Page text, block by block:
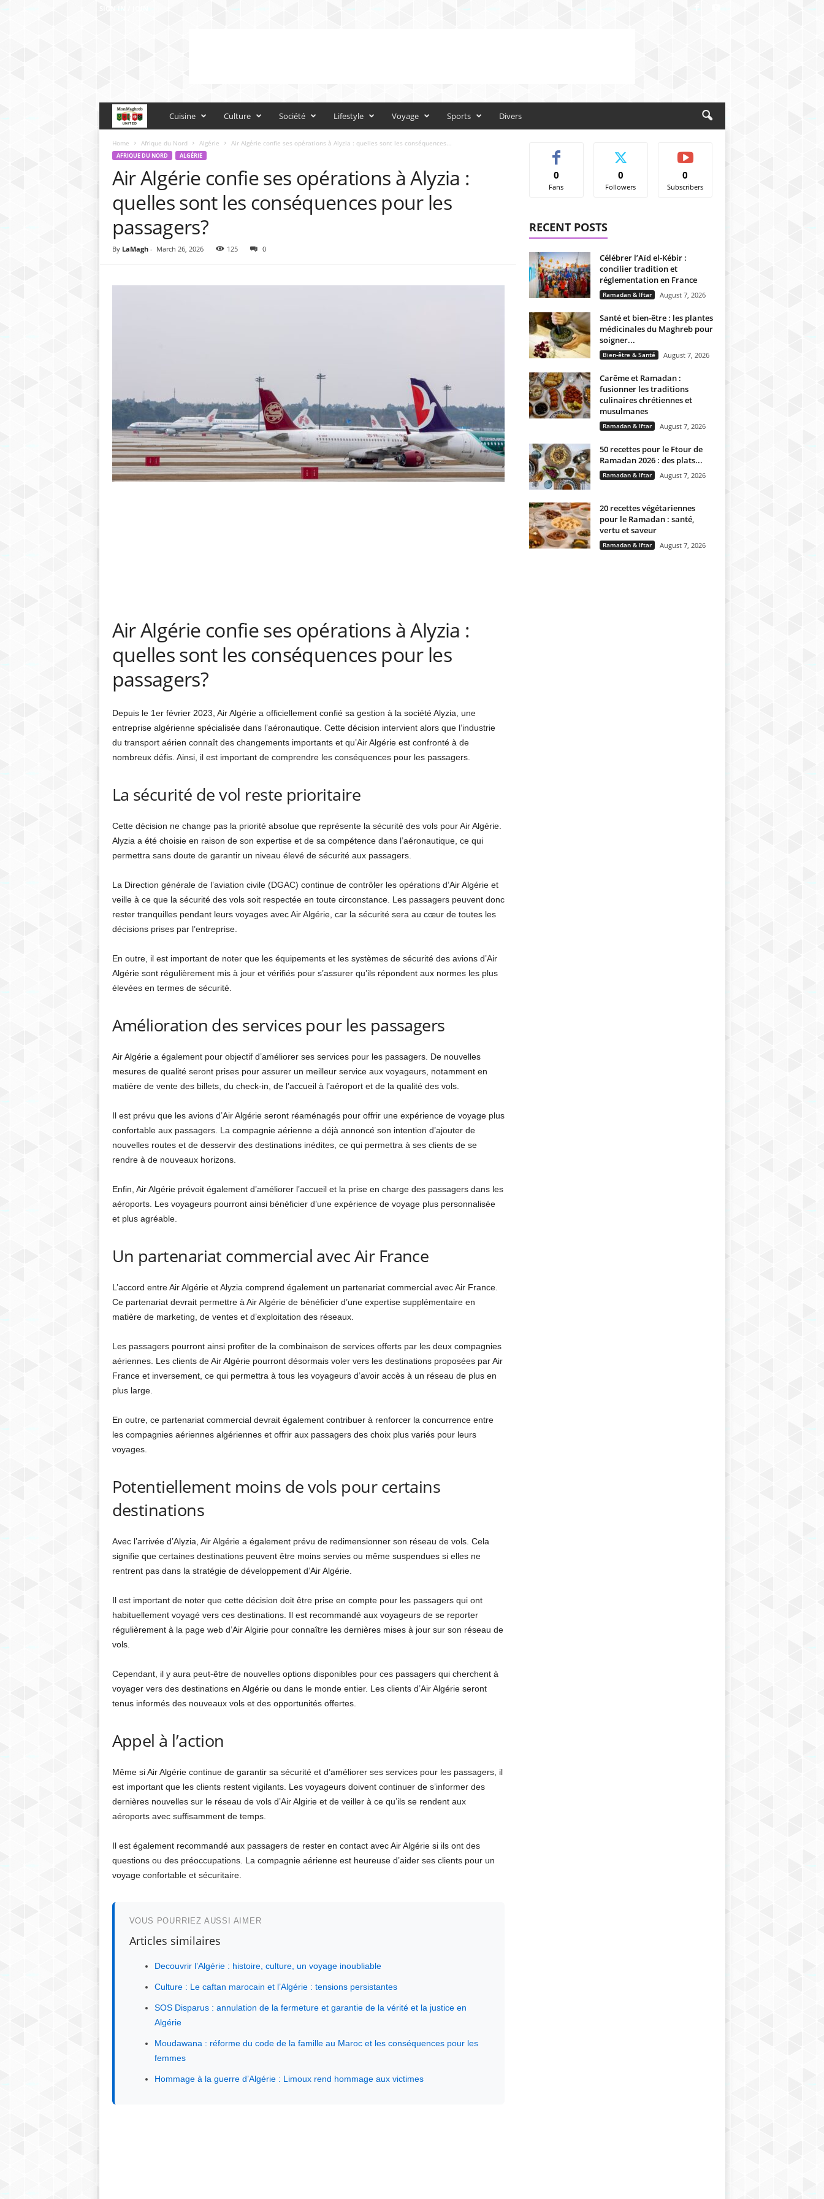
SIGN IN / JOIN
o
a
g
Cuisine Culture Société Lifestyle Voyage Sports Divers
Home Afrique du Nord Algérie Air Algérie confie ses opérations à Alyzia : quelles sont les conséquences...
AFRIQUE DU NORD ALGÉRIE
Air Algérie confie ses opérations à Alyzia :
quelles sont les conséquences pour les
passagers?
By LaMagh- March 26, 2026 125 0
Air Algérie confie ses opérations à Alyzia :
quelles sont les conséquences pour les
passagers?
Depuis le 1er février 2023, Air Algérie a officiellement confié sa gestion à la société Alyzia, une
entreprise algérienne spécialisée dans l’aéronautique. Cette décision intervient alors que l’industrie
du transport aérien connaît des changements importants et qu’Air Algérie est confronté à de
nombreux défis. Ainsi, il est important de comprendre les conséquences pour les passagers.
La sécurité de vol reste prioritaire
Cette décision ne change pas la priorité absolue que représente la sécurité des vols pour Air Algérie.
Alyzia a été choisie en raison de son expertise et de sa compétence dans l’aéronautique, ce qui
permettra sans doute de garantir un niveau élevé de sécurité aux passagers.
La Direction générale de l’aviation civile (DGAC) continue de contrôler les opérations d’Air Algérie et
veille à ce que la sécurité des vols soit respectée en toute circonstance. Les passagers peuvent donc
rester tranquilles pendant leurs voyages avec Air Algérie, car la sécurité sera au cœur de toutes les
décisions prises par l’entreprise.
En outre, il est important de noter que les équipements et les systèmes de sécurité des avions d’Air
Algérie sont régulièrement mis à jour et vérifiés pour s’assurer qu’ils répondent aux normes les plus
élevées en termes de sécurité.
Amélioration des services pour les passagers
Air Algérie a également pour objectif d’améliorer ses services pour les passagers. De nouvelles
mesures de qualité seront prises pour assurer un meilleur service aux voyageurs, notamment en
matière de vente des billets, du check-in, de l’accueil à l’aéroport et de la qualité des vols.
Il est prévu que les avions d’Air Algérie seront réaménagés pour offrir une expérience de voyage plus
confortable aux passagers. La compagnie aérienne a déjà annoncé son intention d’ajouter de
nouvelles routes et de desservir des destinations inédites, ce qui permettra à ses clients de se
rendre à de nouveaux horizons.
Enfin, Air Algérie prévoit également d’améliorer l’accueil et la prise en charge des passagers dans les
aéroports. Les voyageurs pourront ainsi bénéficier d’une expérience de voyage plus personnalisée
et plus agréable.
Un partenariat commercial avec Air France
L’accord entre Air Algérie et Alyzia comprend également un partenariat commercial avec Air France.
Ce partenariat devrait permettre à Air Algérie de bénéficier d’une expertise supplémentaire en
matière de marketing, de ventes et d’exploitation des réseaux.
Les passagers pourront ainsi profiter de la combinaison de services offerts par les deux compagnies
aériennes. Les clients de Air Algérie pourront désormais voler vers les destinations proposées par Air
France et inversement, ce qui permettra à tous les voyageurs d’avoir accès à un réseau de plus en
plus large.
En outre, ce partenariat commercial devrait également contribuer à renforcer la concurrence entre
les compagnies aériennes algériennes et offrir aux passagers des choix plus variés pour leurs
voyages.
Potentiellement moins de vols pour certains
destinations
Avec l’arrivée d’Alyzia, Air Algérie a également prévu de redimensionner son réseau de vols. Cela
signifie que certaines destinations peuvent être moins servies ou même suspendues si elles ne
rentrent pas dans la stratégie de développement d’Air Algérie.
Il est important de noter que cette décision doit être prise en compte pour les passagers qui ont
habituellement voyagé vers ces destinations. Il est recommandé aux voyageurs de se reporter
régulièrement à la page web d’Air Algirie pour connaître les dernières mises à jour sur son réseau de
vols.
Cependant, il y aura peut-être de nouvelles options disponibles pour ces passagers qui cherchent à
voyager vers des destinations en Algérie ou dans le monde entier. Les clients d’Air Algérie seront
tenus informés des nouveaux vols et des opportunités offertes.
Appel à l’action
Même si Air Algérie continue de garantir sa sécurité et d’améliorer ses services pour les passagers, il
est important que les clients restent vigilants. Les voyageurs doivent continuer de s’informer des
dernières nouvelles sur le réseau de vols d’Air Algirie et de veiller à ce qu’ils se rendent aux
aéroports avec suffisamment de temps.
Il est également recommandé aux passagers de rester en contact avec Air Algérie si ils ont des
questions ou des préoccupations. La compagnie aérienne est heureuse d’aider ses clients pour un
voyage confortable et sécuritaire.
VOUS POURRIEZ AUSSI AIMER
Articles similaires
Decouvrir l’Algérie : histoire, culture, un voyage inoubliable
Culture : Le caftan marocain et l’Algérie : tensions persistantes
SOS Disparus : annulation de la fermeture et garantie de la vérité et la justice en
Algérie
Moudawana : réforme du code de la famille au Maroc et les conséquences pour les
femmes
Hommage à la guerre d’Algérie : Limoux rend hommage aux victimes
0
Fans
0
Followers
0
Subscribers
RECENT POSTS
Célébrer l’Aïd el-Kébir :
concilier tradition et
réglementation en France
Ramadan & Iftar August 7, 2026
Santé et bien-être : les plantes
médicinales du Maghreb pour
soigner...
Bien-être & Santé August 7, 2026
Carême et Ramadan :
fusionner les traditions
culinaires chrétiennes et
musulmanes
Ramadan & Iftar August 7, 2026
50 recettes pour le Ftour de
Ramadan 2026 : des plats...
Ramadan & Iftar August 7, 2026
20 recettes végétariennes
pour le Ramadan : santé,
vertu et saveur
Ramadan & Iftar August 7, 2026